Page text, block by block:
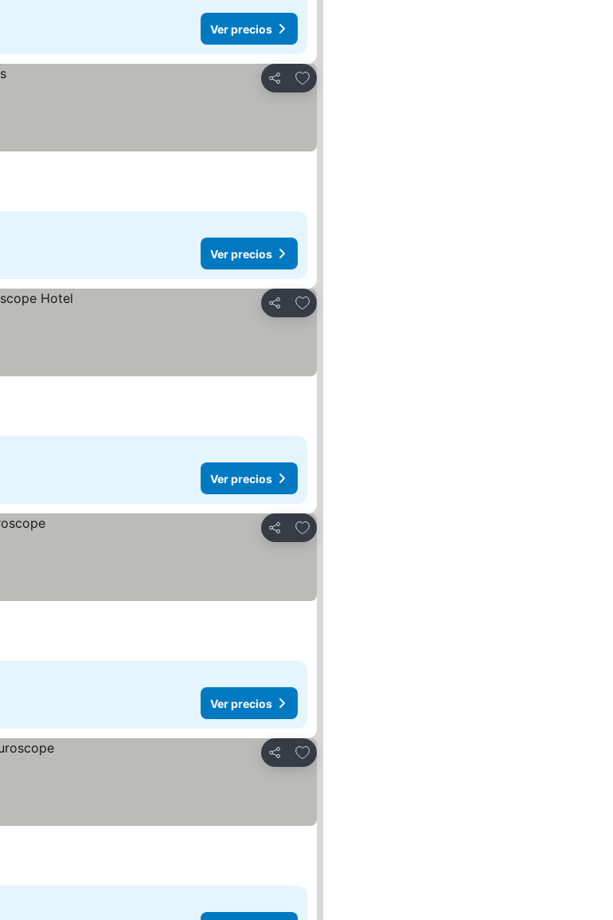
Ver precios
Compartir
Añadir a favoritos
Ver precios
Compartir
Añadir a favoritos
Ver precios
Compartir
Añadir a favoritos
Ver precios
Compartir
Añadir a favoritos